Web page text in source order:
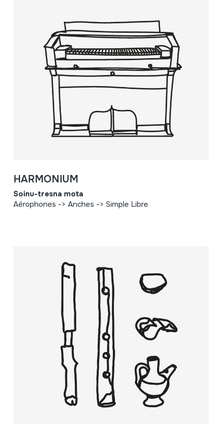
HARMONIUM
Soinu-tresna mota
Aérophones -> Anches -> Simple Libre